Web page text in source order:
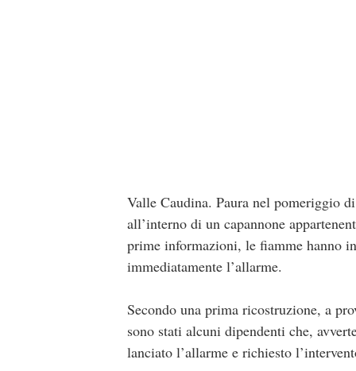
Valle Caudina. Paura nel pomeriggio
all’interno di un capannone
prime informazioni, le fiamme hanno
immediatamente l’allarme.
Secondo una prima ricostruzione, a
sono stati alcuni dipendenti che,
lanciato l’allarme e richiesto